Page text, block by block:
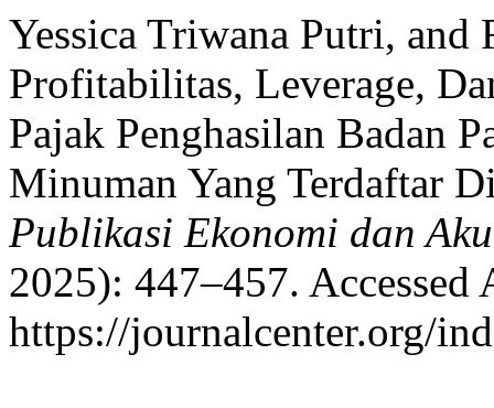
Yessica Triwana Putri,
Profitabilitas, Leverage,
Pajak Penghasilan Badan
Minuman Yang Terdaftar
Publikasi Ekonomi dan
2025): 447–457. Accessed
https://journalcenter.org/